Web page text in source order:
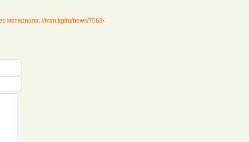
материала: //msn.kg/ru/news/7063/